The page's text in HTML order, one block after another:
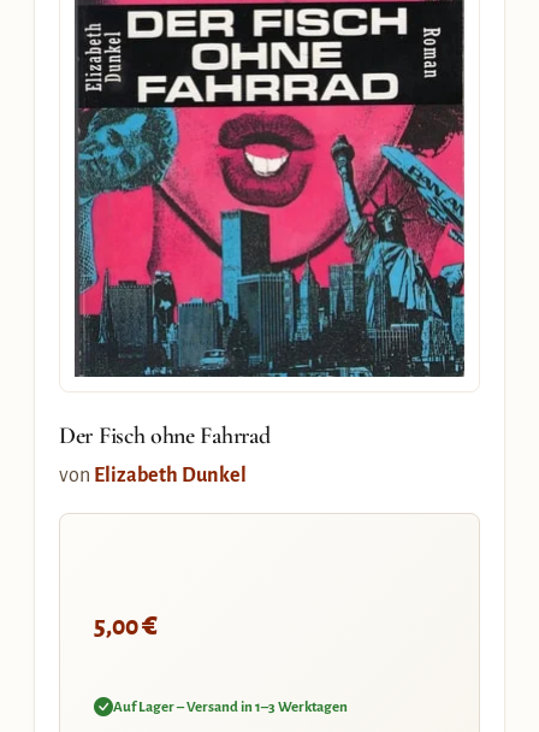
Der Fisch ohne Fahrrad
von Elizabeth Dunkel
5,00€
Auf Lager – Versand in 1–3 Werktagen